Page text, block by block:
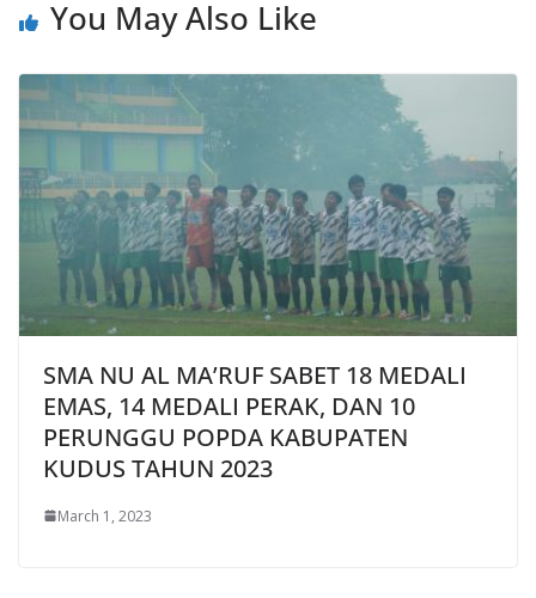
You May Also Like
SMA NU AL MA’RUF SABET 18 MEDALI
EMAS, 14 MEDALI PERAK, DAN 10
PERUNGGU POPDA KABUPATEN
KUDUS TAHUN 2023
March 1, 2023